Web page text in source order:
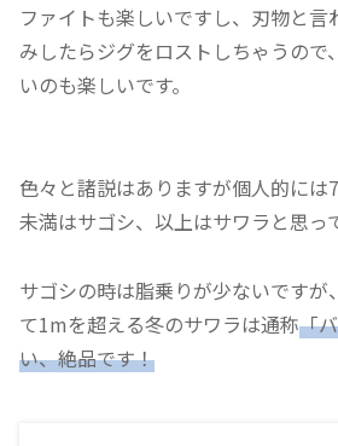
ファイトも楽しいですし、刃物と言
みしたらジグをロストしちゃうので
いのも楽しいです。
色々と諸説はありますが個人的には
未満はサゴシ、以上はサワラと思っ
サゴシの時は脂乗りが少ないですが
て1mを超える冬のサワラは通称「
い、絶品です！